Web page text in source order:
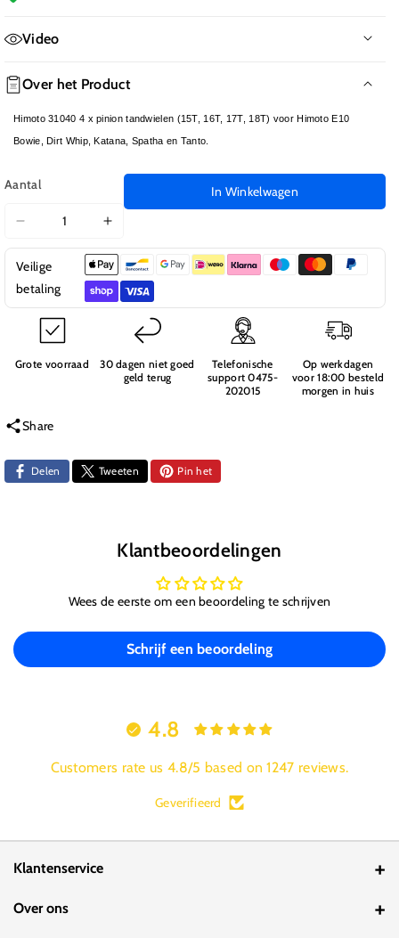
Video
Geen film beschikbaar
Over het Product
Himoto 31040 4 x pinion tandwielen (15T, 16T, 17T, 18T) voor Himoto E10
Bowie, Dirt Whip, Katana, Spatha en Tanto.
Aantal
verlagen
voor
31040
Pinion
Tandwielen
15T,
16T,
E10
Aantal
verhogen
voor
31040
Pinion
Tandwielen
16T,
17T,
In Winkelwagen
Veilige
betaling
Grote voorraad
30 dagen niet goed
geld terug
Telefonische
support 0475-
202015
Op werkdagen
voor 18:00 besteld
morgen in huis
Share
Delen Tweeten Pin het
Klantbeoordelingen
Wees de eerste om een beoordeling te schrijven
Schrijf een beoordeling
4.8
Customers rate us 4.8/5 based on 1247 reviews.
Geverifieerd
Klantenservice
Contact
Over ons